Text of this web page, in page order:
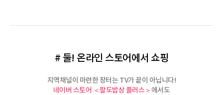
# 둘! 온라인 스토어에서 쇼핑
지역채널이 마련한 장터는 TV가 끝이 아닙니다!
네이버 스토어 ＜팔도밥상 플러스＞ 에서도